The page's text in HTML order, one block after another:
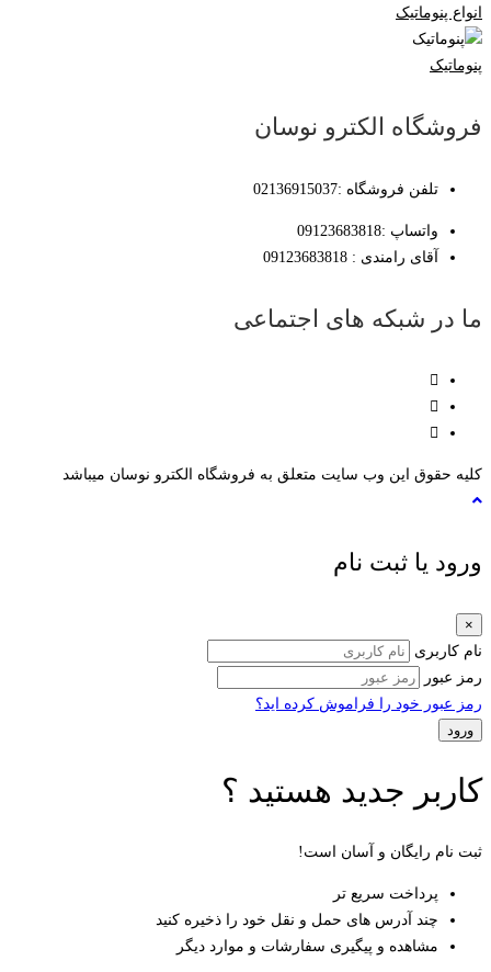
انواع پنوماتیک
پنوماتیک
فروشگاه الکترو نوسان
تلفن فروشگاه :02136915037
واتساپ :09123683818
آقای رامندی : 09123683818
ما در شبکه های اجتماعی
کلیه حقوق این وب سایت متعلق به فروشگاه الکترو نوسان میباشد
ورود یا ثبت نام
×
نام کاربری
رمز عبور
رمز عبور خود را فراموش کرده اید؟
کاربر جدید هستید ؟
ثبت نام رایگان و آسان است!
پرداخت سریع تر
چند آدرس های حمل و نقل خود را ذخیره کنید
مشاهده و پیگیری سفارشات و موارد دیگر